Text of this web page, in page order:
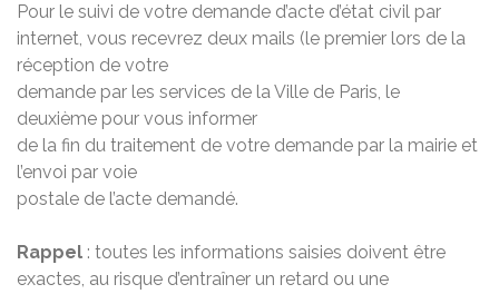
Pour le suivi de votre demande d’acte d’état civil par
internet, vous recevrez deux mails (le premier lors de la
réception de votre
demande par les services de la Ville de Paris, le
deuxième pour vous informer
de la fin du traitement de votre demande par la mairie et
l’envoi par voie
postale de l’acte demandé.
Rappel : toutes les informations saisies doivent être
exactes, au risque d’entraîner un retard ou une